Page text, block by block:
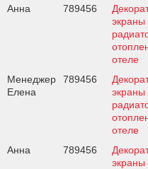
Анна 789456
экраны
отеле
Менеджер
Елена
789456
экраны
отеле
Анна 789456
экраны